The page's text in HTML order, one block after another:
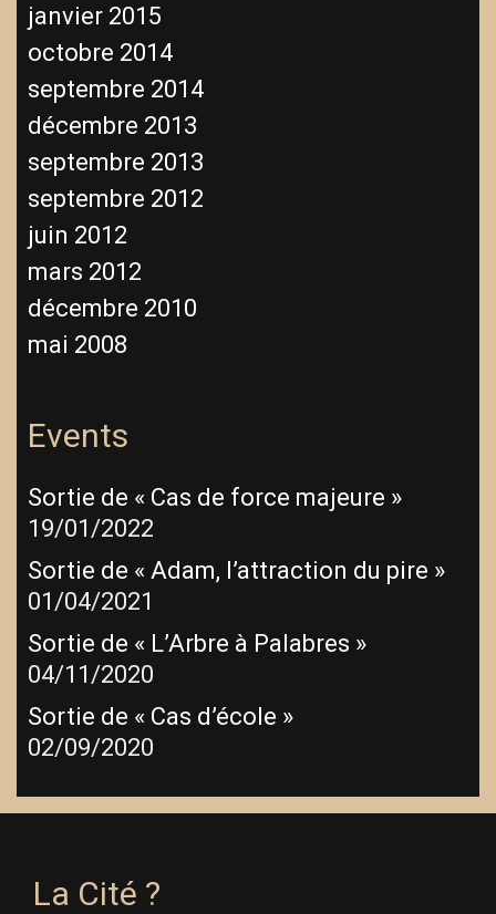
janvier 2015
octobre 2014
septembre 2014
décembre 2013
septembre 2013
septembre 2012
juin 2012
mars 2012
décembre 2010
mai 2008
Events
Sortie de « Cas de force majeure »
19/01/2022
Sortie de « Adam, l’attraction du pire »
01/04/2021
Sortie de « L’Arbre à Palabres »
04/11/2020
Sortie de « Cas d’école »
02/09/2020
La Cité ?